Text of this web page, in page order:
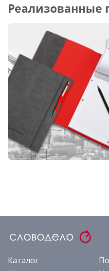
Реализованные
Каталог